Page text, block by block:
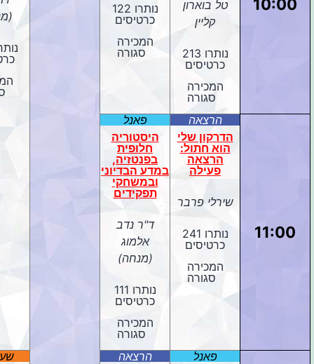
10:00
טל בוארון
קליין
נותרו 213
כרטיסים
המכירה
סגורה
נותרו 122
כרטיסים
המכירה
סגורה
11:00
הרצאה
הדרקון שלי
הוא חתול:
הרצאה
פעילה
שירלי פרבר
נותרו 241
כרטיסים
המכירה
סגורה
פאנל
היסטוריה
חלופית
בפנטזיה,
במדע הבדיוני
ובמשחקי
תפקידים
ד"ר נדב
אלמוג
(מנחה)
נותרו 111
כרטיסים
המכירה
סגורה
פאנל
הרצאה